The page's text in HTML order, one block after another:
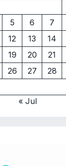
5 6 7
12 13 14
19 20 21
26 27 28
« Jul